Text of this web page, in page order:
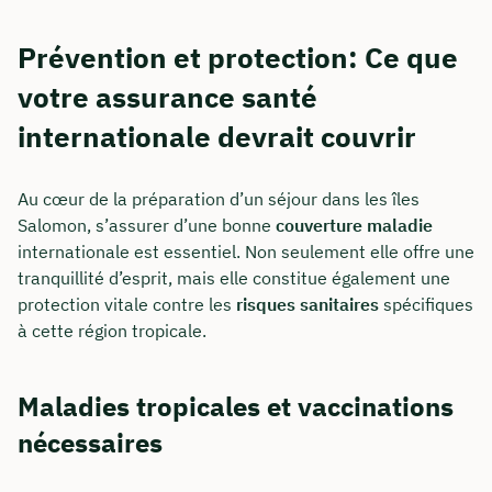
Prévention et protection: Ce que
votre assurance santé
internationale devrait couvrir
Au cœur de la préparation d’un séjour dans les îles
Salomon, s’assurer d’une bonne couverture maladie
internationale est essentiel. Non seulement elle offre une
tranquillité d’esprit, mais elle constitue également une
protection vitale contre les risques sanitaires spécifiques
à cette région tropicale.
Maladies tropicales et vaccinations
nécessaires
Ou réservez une réunion web gratuite
Calcul de tous les coûts en direct et par
partage d'écran
en direct et en couleur
Réserver une réunion